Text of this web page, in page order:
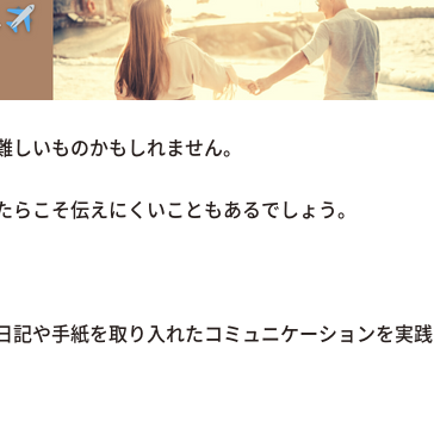
いものかもしれません。
こそ伝えにくいこともあるでしょう。
や手紙を取り入れたコミュニケーションを実践